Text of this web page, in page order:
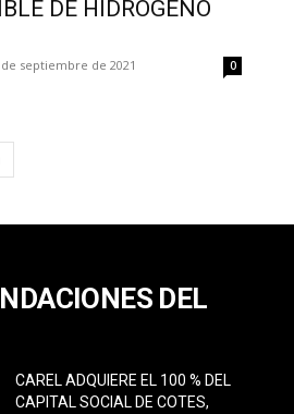
DE HIDRÓGENO
septiembre de 2021 0
DEL
CAREL ADQUIERE EL 100 % DEL
CAPITAL SOCIAL DE COTES,